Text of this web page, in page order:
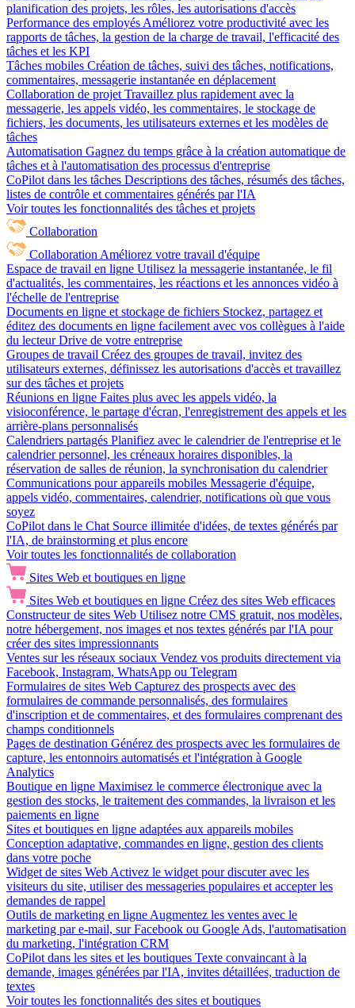
planification des projets, les rôles, les autorisations d'accès
Performance des employés Améliorez votre productivité avec les
rapports de tâches, la gestion de la charge de travail, l'efficacité des
tâches et les KPI
Tâches mobiles Création de tâches, suivi des tâches, notifications,
commentaires, messagerie instantanée en déplacement
Collaboration de projet Travaillez plus rapidement avec la
messagerie, les appels vidéo, les commentaires, le stockage de
fichiers, les documents, les utilisateurs externes et les modèles de
tâches
Automatisation Gagnez du temps grâce à la création automatique de
tâches et à l'automatisation des processus d'entreprise
CoPilot dans les tâches Descriptions des tâches, résumés des tâches,
listes de contrôle et commentaires générés par l'IA
Voir toutes les fonctionnalités des tâches et projets
Collaboration
Collaboration Améliorez votre travail d'équipe
Espace de travail en ligne Utilisez la messagerie instantanée, le fil
d'actualités, les commentaires, les réactions et les annonces vidéo à
l'échelle de l'entreprise
Documents en ligne et stockage de fichiers Stockez, partagez et
éditez des documents en ligne facilement avec vos collègues à l'aide
du lecteur Drive de votre entreprise
Groupes de travail Créez des groupes de travail, invitez des
utilisateurs externes, définissez les autorisations d'accès et travaillez
sur des tâches et projets
Réunions en ligne Faites plus avec les appels vidéo, la
visioconférence, le partage d'écran, l'enregistrement des appels et les
arrière-plans personnalisés
Calendriers partagés Planifiez avec le calendrier de l'entreprise et le
calendrier personnel, les créneaux horaires disponibles, la
réservation de salles de réunion, la synchronisation du calendrier
Communications pour appareils mobiles Messagerie d'équipe,
appels vidéo, commentaires, calendrier, notifications où que vous
soyez
CoPilot dans le Chat Source illimitée d'idées, de textes générés par
l'IA, de brainstorming et plus encore
Voir toutes les fonctionnalités de collaboration
Sites Web et boutiques en ligne
Sites Web et boutiques en ligne Créez des sites Web efficaces
Constructeur de sites Web Utilisez notre CMS gratuit, nos modèles,
notre hébergement, nos images et nos textes générés par l'IA pour
créer des sites impressionnants
Ventes sur les réseaux sociaux Vendez vos produits directement via
Facebook, Instagram, WhatsApp ou Telegram
Formulaires de sites Web Capturez des prospects avec des
formulaires de commande personnalisés, des formulaires
d'inscription et de commentaires, et des formulaires comprenant des
champs conditionnels
Pages de destination Générez des prospects avec les formulaires de
capture, les entonnoirs automatisés et l'intégration à Google
Analytics
Boutique en ligne Maximisez le commerce électronique avec la
gestion des stocks, le traitement des commandes, la livraison et les
paiements en ligne
Sites et boutiques en ligne adaptées aux appareils mobiles
Conception adaptative, commandes en ligne, gestion des clients
dans votre poche
Widget de sites Web Activez le widget pour discuter avec les
visiteurs du site, utiliser des messageries populaires et accepter les
demandes de rappel
Outils de marketing en ligne Augmentez les ventes avec le
marketing par e-mail, sur Facebook ou Google Ads, l'automatisation
du marketing, l'intégration CRM
CoPilot dans les sites et les boutiques Texte convaincant à la
demande, images générées par l'IA, invites détaillées, traduction de
textes
Voir toutes les fonctionnalités des sites et boutiques